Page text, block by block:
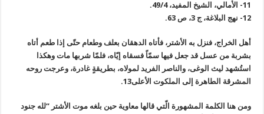
11- الأمالي، الشيخ المفيد، 49/4.
12- نهج البلاغة، ج 3، ص 63.
أهل الخراج، فنزل به الأشتر، فأتاه الدهقان بعلف وطعام حتّى إذا طعم أتاه
بشربة من عسل قد جعل فيها سمّاً فسقاه إيّاه، فلمّا شربها مات وهكذا
استُشهد ليث الوغى، والناصر الفريد لمولاه، بطريقةٍ غادرة، وعرجت روحه
المشرقة الطاهرة إلى الملكوت الأعلى13.
ومن هنا الكلمة المشهورة الّتي قالها معاوية حين بلغه موت الأشتر “لله جنود